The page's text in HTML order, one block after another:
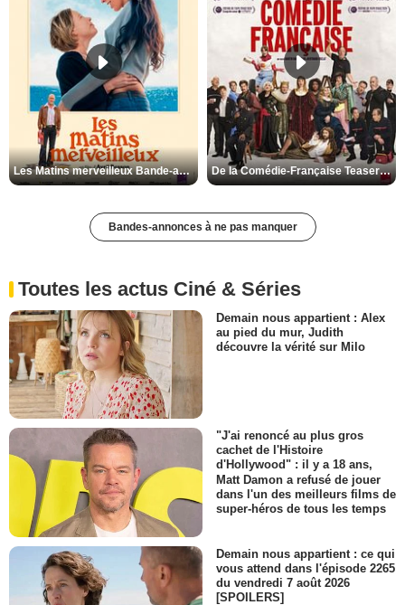
Les Matins merveilleux Bande-annonce VF De la Comédie-Française Teaser VF
Bandes-annonces à ne pas manquer
Toutes les actus Ciné & Séries
Demain nous appartient : Alex
au pied du mur, Judith
découvre la vérité sur Milo
"J'ai renoncé au plus gros
cachet de l'Histoire
d'Hollywood" : il y a 18 ans,
Matt Damon a refusé de jouer
dans l'un des meilleurs films de
super-héros de tous les temps
Demain nous appartient : ce qui
vous attend dans l'épisode 2265
du vendredi 7 août 2026
[SPOILERS]